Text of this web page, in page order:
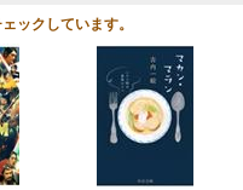
ックしています。